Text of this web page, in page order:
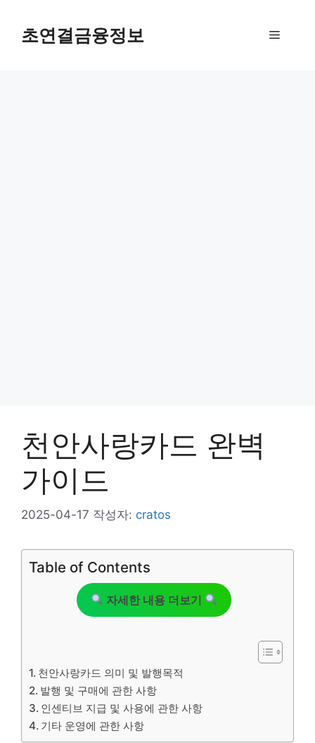
초연결금융정보 메
천안사랑카드 완벽
가이드
2025-04-17 작성자: cratos
Table of Contents
자세한 내용 더보기
천안사랑카드 의미 및 발행목적
발행 및 구매에 관한 사항
인센티브 지급 및 사용에 관한 사항
기타 운영에 관한 사항